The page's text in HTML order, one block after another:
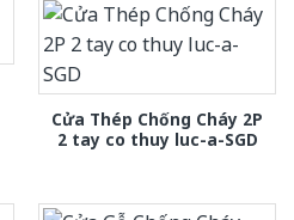
Cửa Thép Chống Cháy 2P
2 tay co thuy luc-a-SGD